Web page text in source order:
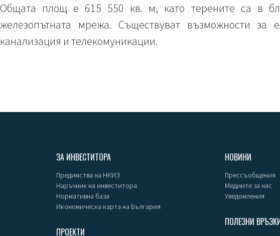
Общата площ е 615 550 кв. м, като терените са в
железопътната мрежа. Съществуват възможности за
канализация и телекомуникации.
ЗА ИНВЕСТИТОРА
Предимства на НКИЗ
Наръчник на инвеститора
Нормативна база
Икономическа карта на България
ПРОЕКТИ
НОВИНИ
Прессъобщения
Медиите за нас
Уведомления
ПОЛЕЗНИ